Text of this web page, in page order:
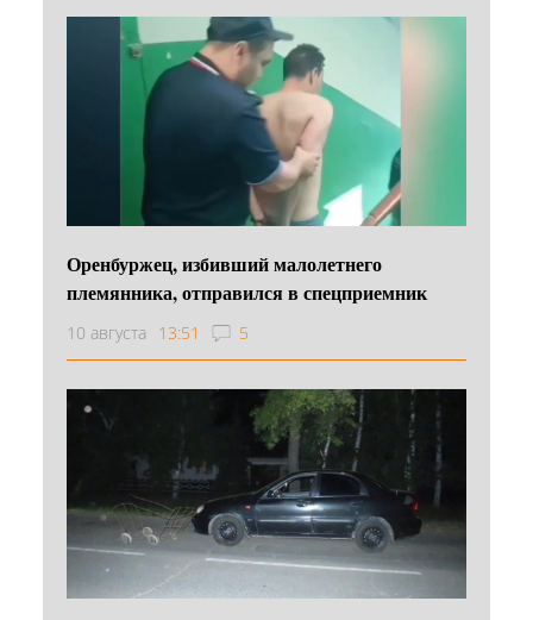
Оренбуржец, избивший малолетнего
племянника, отправился в спецприемник
10 августа 13:51 5